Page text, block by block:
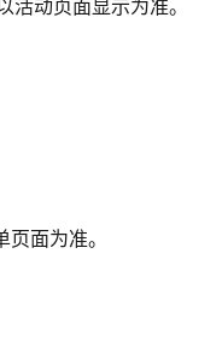
动页面显示为准。
面为准。